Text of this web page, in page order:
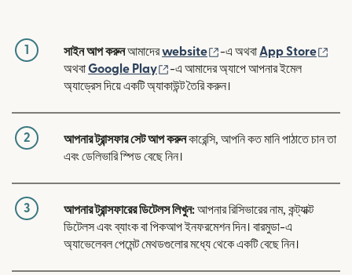
1 সাইন আপ করুনআমাদেরwebsite (নতুন উইন্ডোতে খুলবে)
-এ অথবা App Store
অথবাGoogle Play (নতুন উইন্ডোতে খুলবে)
-এ আমাদের অ্যাপে আপনার ইমেল
অ্যাড্রেস দিয়ে একটি অ্যাকাউন্ট তৈরি করুন।
2 আপনার ট্রান্সফার সেট আপ করুনকারেন্সি, আপনি কত মানি পাঠাতে চান তা
এবং ডেলিভারি স্পিড বেছে নিন।
3 আপনার ট্রান্সফারের ডিটেলস লিখুন:আপনার রিসিভারের নাম, কন্ট্যাক্ট
ডিটেলস এবং ব্যাংক বা পিকআপ ইনফরমেশন দিন। বারমুডা-এ
অ্যাভেলেবল পেমেন্ট মেথডগুলোর মধ্যে থেকে একটি বেছে নিন।